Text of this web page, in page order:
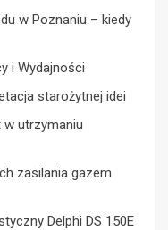
w Poznaniu – kiedy
i Wydajności
starożytnej idei
w utrzymaniu
zasilania gazem
Delphi DS 150E